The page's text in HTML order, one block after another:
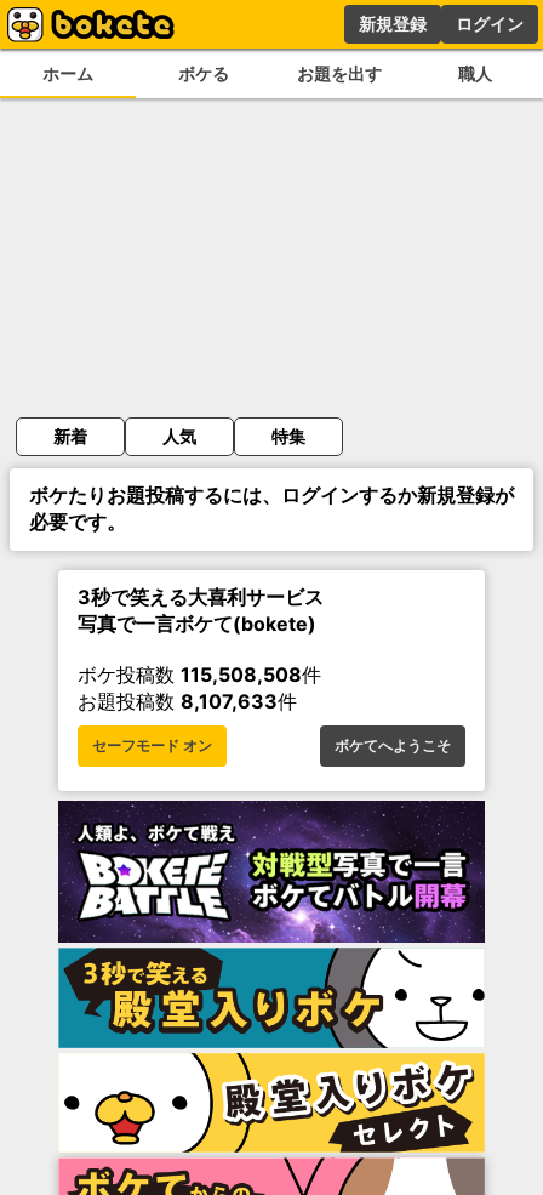
新規登録 ログイン
ホーム ボケる お題を出す 職人
新着 人気 特集
ボケたりお題投稿するには、ログインするか新規登録が
必要です。
3秒で笑える大喜利サービス
写真で一言ボケて(bokete)
ボケ投稿数 115,508,508件
お題投稿数 8,107,633件
セーフモード オン ボケてへようこそ